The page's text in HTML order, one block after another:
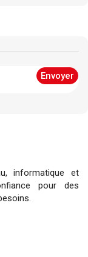
informatique et
pour des